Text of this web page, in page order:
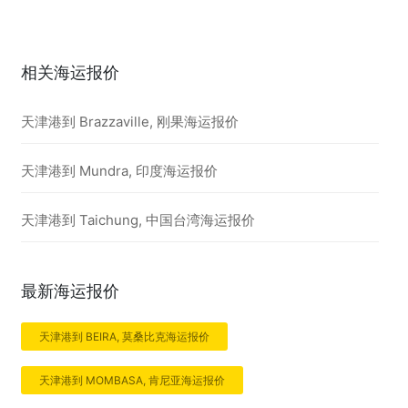
相关海运报价
天津港到 Brazzaville, 刚果海运报价
天津港到 Mundra, 印度海运报价
天津港到 Taichung, 中国台湾海运报价
最新海运报价
天津港到 BEIRA, 莫桑比克海运报价
天津港到 MOMBASA, 肯尼亚海运报价